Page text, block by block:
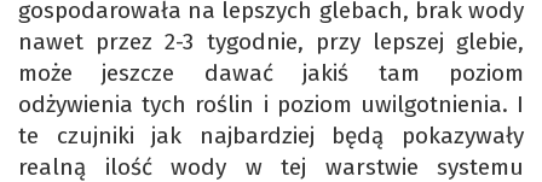
gospodarowała na lepszych glebach, brak wody
nawet przez 2-3 tygodnie, przy lepszej glebie,
może jeszcze dawać jakiś tam poziom
odżywienia tych roślin i poziom uwilgotnienia. I
te czujniki jak najbardziej będą pokazywały
realną ilość wody w tej warstwie systemu